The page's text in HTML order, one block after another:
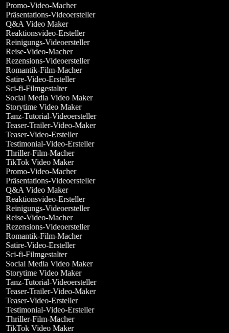
Promo-Video-Macher
Präsentations-Videoersteller
Q&A Video Maker
Reaktionsvideo-Ersteller
Reinigungs-Videoersteller
Reise-Video-Macher
Rezensions-Videoersteller
Romantik-Film-Macher
Satire-Video-Ersteller
Sci-fi-Filmgestalter
Social Media Video Maker
Storytime Video Maker
Tanz-Tutorial-Videoersteller
Teaser-Trailer-Video-Maker
Teaser-Video-Ersteller
Testimonial-Video-Ersteller
Thriller-Film-Macher
TikTok Video Maker
Promo-Video-Macher
Präsentations-Videoersteller
Q&A Video Maker
Reaktionsvideo-Ersteller
Reinigungs-Videoersteller
Reise-Video-Macher
Rezensions-Videoersteller
Romantik-Film-Macher
Satire-Video-Ersteller
Sci-fi-Filmgestalter
Social Media Video Maker
Storytime Video Maker
Tanz-Tutorial-Videoersteller
Teaser-Trailer-Video-Maker
Teaser-Video-Ersteller
Testimonial-Video-Ersteller
Thriller-Film-Macher
TikTok Video Maker